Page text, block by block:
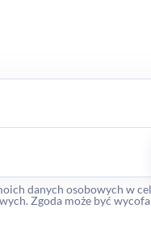
danych osobowych w
Zgoda może być